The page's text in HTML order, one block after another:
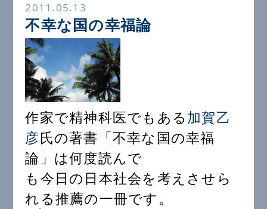
2011.05.13
不幸な国の幸福論
作家で精神科医でもある加賀乙
彦氏の著書「不幸な国の幸福
論」は何度読んで
も今日の日本社会を考えさせら
れる推薦の一冊です。